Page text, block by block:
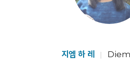
소년에게 신부로 “납치”되면서
이 된다. 디가 속한 몽족은 여
시점에서 <안개 속의 아이들>
지엠 하 레